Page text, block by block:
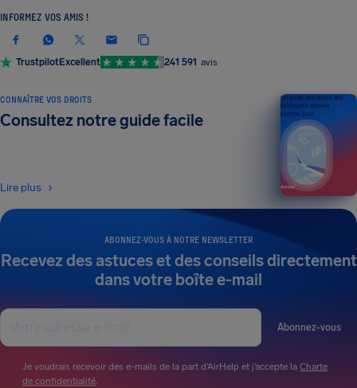
INFORMEZ VOS AMIS !
TrustpilotExcellent 241 591 avis
ABONNEZ-VOUS À NOTRE NEWSLETTER
Recevez des astuces et des conseils directement
dans votre boîte e-mail
Abonnez-vous
Je voudrais recevoir des e-mails de la part d’AirHelp et j’accepte la Charte
de confidentialité.
CONNAÎTRE VOS DROITS
Consultez notre guide facile
Lire plus
Un guide des droits des
passagers aériens
ÉDITION 2026